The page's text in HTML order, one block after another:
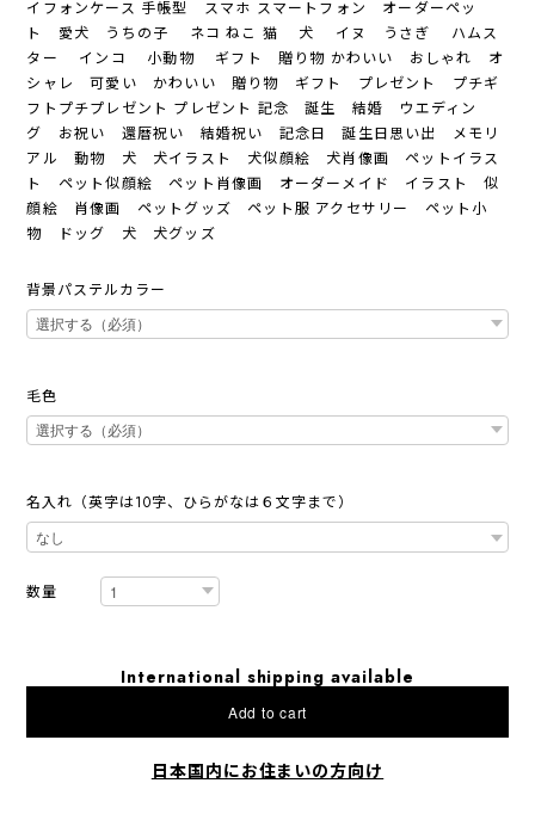
イフォンケース 手帳型 スマホ スマートフォン オーダーペッ
ト 愛犬 うちの子 ネコ ねこ 猫 犬 イヌ うさぎ ハムス
ター インコ 小動物 ギフト 贈り物 かわいい おしゃれ オ
シャレ 可愛い かわいい 贈り物 ギフト プレゼント プチギ
フトプチプレゼント プレゼント 記念 誕生 結婚 ウエディン
グ お祝い 還暦祝い 結婚祝い 記念日 誕生日思い出 メモリ
アル 動物 犬 犬イラスト 犬似顔絵 犬肖像画 ペットイラス
ト ペット似顔絵 ペット肖像画 オーダーメイド イラスト 似
顔絵 肖像画 ペットグッズ ペット服 アクセサリー ペット小
物 ドッグ 犬 犬グッズ
背景パステルカラー
毛色
名入れ（英字は10字、ひらがなは６文字まで）
数量
International shipping available
Add to cart
日本国内にお住まいの方向け